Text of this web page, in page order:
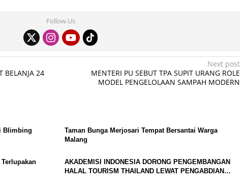
Follow Us
BELANJA 24
Next post
MENTERI PU SEBUT TPA SUPIT URANG ROLE
MODEL PENGELOLAAN SAMPAH MODERN
Blimbing
Taman Bunga Merjosari Tempat Bersantai Warga
Malang
Terlupakan
AKADEMISI INDONESIA DORONG PENGEMBANGAN
HALAL TOURISM THAILAND LEWAT PENGABDIAN